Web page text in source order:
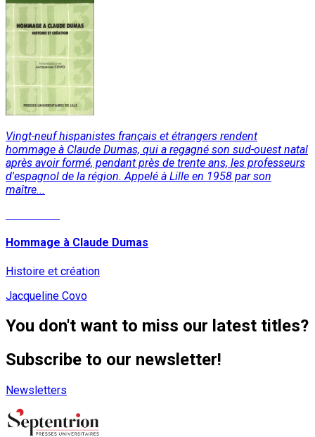
Vingt-neuf hispanistes français et étrangers rendent
hommage à Claude Dumas, qui a regagné son sud-ouest natal
après avoir formé, pendant près de trente ans, les professeurs
d'espagnol de la région. Appelé à Lille en 1958 par son
maître...
Hommage à Claude Dumas
Histoire et création
Jacqueline Covo
You don't want to miss our latest titles?
Subscribe to our newsletter!
Newsletters